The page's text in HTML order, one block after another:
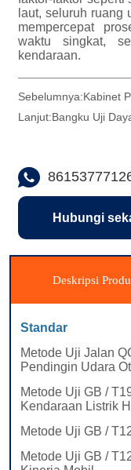
Sebelumnya:Kabinet
Lanjut:Bangku Uji
Hubungi
Deskripsi